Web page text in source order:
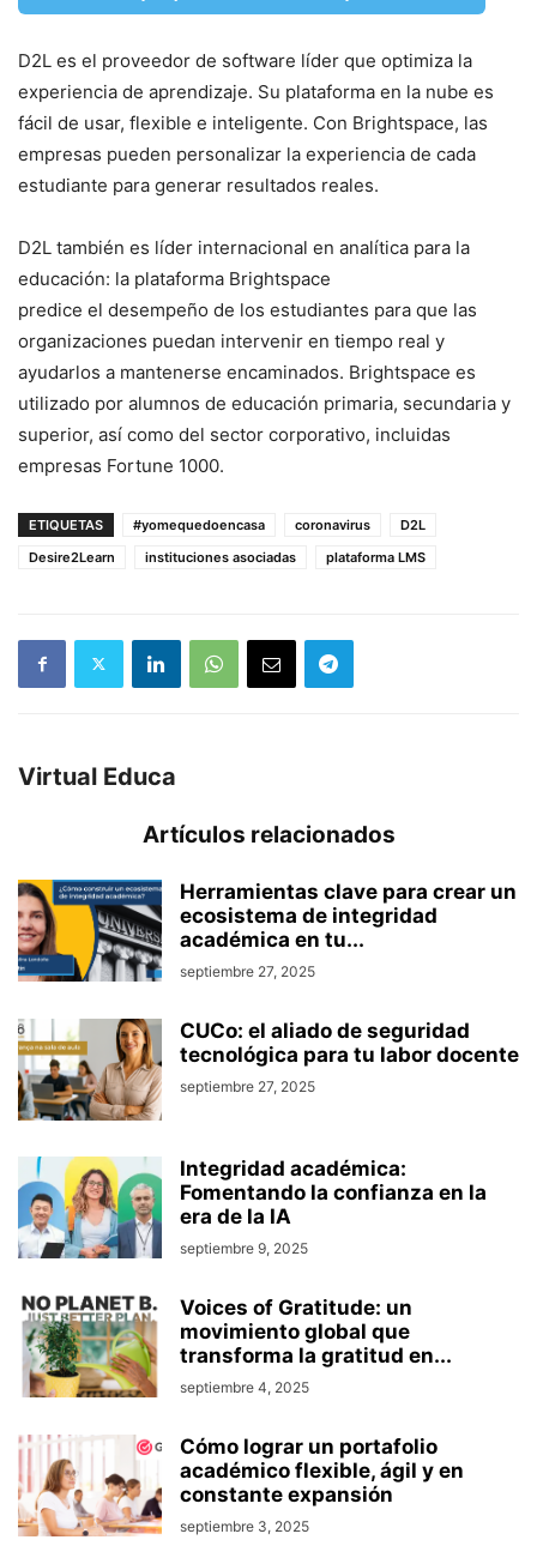
D2L es el proveedor de software líder que optimiza la
experiencia de aprendizaje. Su plataforma en la nube es
fácil de usar, flexible e inteligente. Con Brightspace, las
empresas pueden personalizar la experiencia de cada
estudiante para generar resultados reales.
D2L también es líder internacional en analítica para la
educación: la plataforma Brightspace
predice el desempeño de los estudiantes para que las
organizaciones puedan intervenir en tiempo real y
ayudarlos a mantenerse encaminados. Brightspace es
utilizado por alumnos de educación primaria, secundaria y
superior, así como del sector corporativo, incluidas
empresas Fortune 1000.
ETIQUETAS #yomequedoencasa coronavirus
D2L
Desire2Learn
instituciones asociadas plataforma LMS
Virtual Educa
Artículos relacionados
Herramientas clave para crear un
ecosistema de integridad
académica en tu...
septiembre 27, 2025
CUCo: el aliado de seguridad
tecnológica para tu labor docente
septiembre 27, 2025
Integridad académica:
Fomentando la confianza en la
era de la IA
septiembre 9, 2025
Voices of Gratitude: un
movimiento global que
transforma la gratitud en...
septiembre 4, 2025
Cómo lograr un portafolio
académico flexible, ágil y en
constante expansión
septiembre 3, 2025